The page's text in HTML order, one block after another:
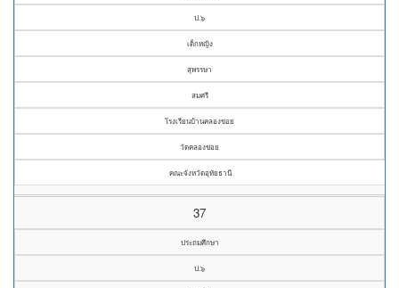
ป.๖
เด็กหญิง
สุพรรษา
สมศรี
โรงเรียนบ้านคลองข่อย
วัดคลองข่อย
คณะจังหวัดอุทัยธานี
37
ประถมศึกษา
ป.๖